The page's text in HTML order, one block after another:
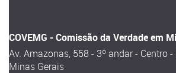
COVEMG - Comissão da Verdade em
Av. Amazonas, 558 - 3º andar - Centro
Minas Gerais